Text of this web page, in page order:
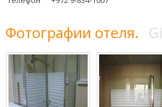
Фотографии отеля.